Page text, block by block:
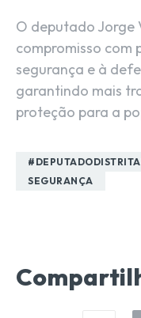
O deputado Jorge
compromisso com
segurança e à
garantindo mais
proteção para a
SEGURANÇA